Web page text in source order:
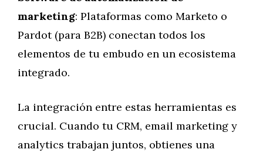
marketing: Plataformas como Marketo o
Pardot (para B2B) conectan todos los
elementos de tu embudo en un ecosistema
integrado.
La integración entre estas herramientas es
crucial. Cuando tu CRM, email marketing y
analytics trabajan juntos, obtienes una